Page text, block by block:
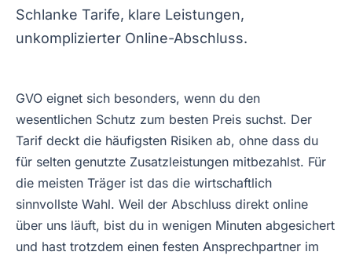
Schlanke Tarife, klare Leistungen,
unkomplizierter Online-Abschluss.
GVO eignet sich besonders, wenn du den
wesentlichen Schutz zum besten Preis suchst. Der
Tarif deckt die häufigsten Risiken ab, ohne dass du
für selten genutzte Zusatzleistungen mitbezahlst. Für
die meisten Träger ist das die wirtschaftlich
sinnvollste Wahl. Weil der Abschluss direkt online
über uns läuft, bist du in wenigen Minuten abgesichert
und hast trotzdem einen festen Ansprechpartner im